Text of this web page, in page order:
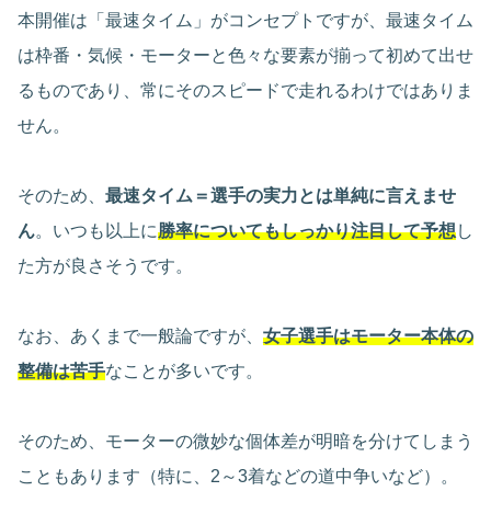
本開催は「最速タイム」がコンセプトですが、最速タイム
は枠番・気候・モーターと色々な要素が揃って初めて出せ
るものであり、常にそのスピードで走れるわけではありま
せん。
そのため、 最速タイム＝選手の実力とは単純に言えませ
ん。いつも以上に勝率についてもしっかり注目して予想し
た方が良さそうです。
なお、あくまで一般論ですが、 女子選手はモーター本体の
整備は苦手なことが多いです。
そのため、モーターの微妙な個体差が明暗を分けてしまう
こともあります（特に、2～3着などの道中争いなど）。